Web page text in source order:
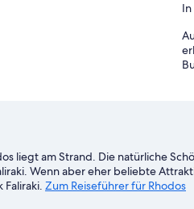
liegt am Strand. Die natürliche
Wenn aber eher beliebte
Faliraki. Zum Reiseführer für Rhodos